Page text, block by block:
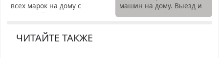
всех марок на дому с
гарантией. Замена
Недорого. Без выходных.
машин на дому. Выезд и
диагностика бесплатно.
ЧИТАЙТЕ ТАКЖЕ